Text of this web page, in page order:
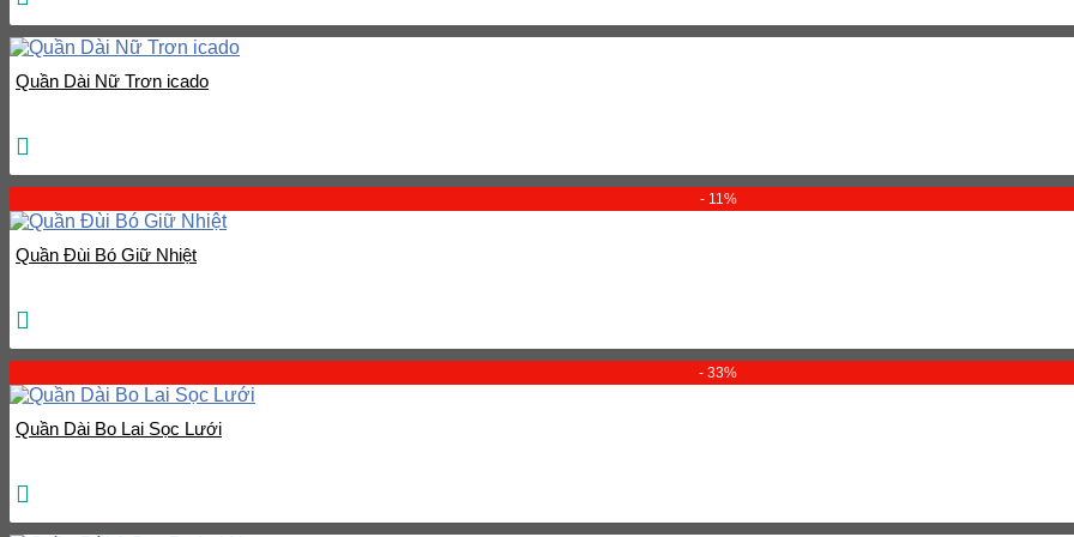
Quần Dài Nữ Trơn icado
- 11%
Quần Đùi Bó Giữ Nhiệt
- 33%
Quần Dài Bo Lai Sọc Lưới